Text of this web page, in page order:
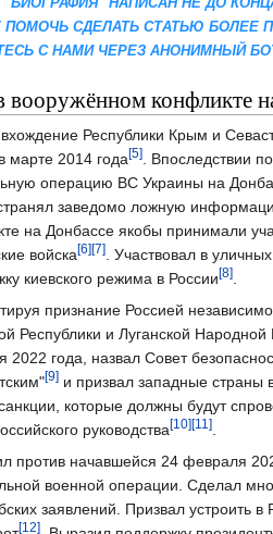
ПОМОЧЬ СДЕЛАТЬ СТАТЬЮ БОЛЕЕ
С НАМИ ЧЕРЕЗ АНОНИМНЫЙ БОТ
вооружённом конфликте
Республики Крым и
марте 2014 года[5]. Впоследствии
операцию ВС Украины на
заведомо ложную
на Донбассе якобы принимали
войска[6][7]. Участвовал в
киевского режима в России[8].
признание Россией
Республики и Луганской Народной
2022 года, назвал Совет
[9]и призвал западные страны
которые должны будут
руководства[10][11].
против начавшейся 24 февраля
военной операции. Сделал
заявлений. Призвал устроить в
[12]